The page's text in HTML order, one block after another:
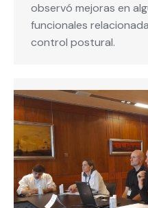
observó mejoras en
funcionales
control postural.